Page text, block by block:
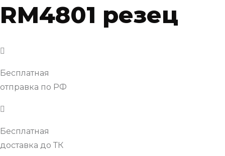
RM4801 резец
Бесплатная
отправка по РФ
Бесплатная
доставка до ТК